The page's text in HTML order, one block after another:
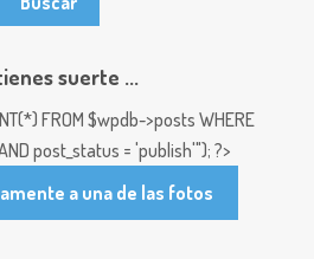
suerte ...
FROM $wpdb->posts WHERE
post_status = 'publish'"); ?>
a una de las fotos